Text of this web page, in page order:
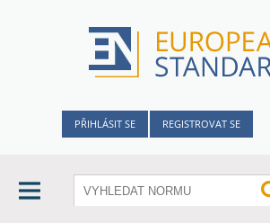
PŘIHLÁSIT SE REGISTROVAT SE